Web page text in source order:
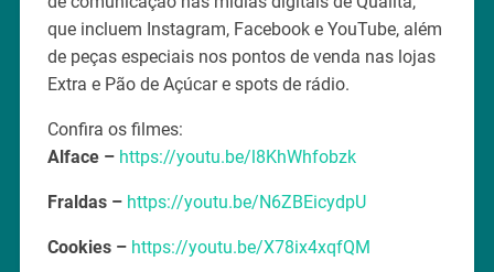
que incluem Instagram, Facebook e YouTube, além
de peças especiais nos pontos de venda nas lojas
Extra e Pão de Açúcar e spots de rádio.
Confira os filmes:
Alface – https://youtu.be/l8KhWhfobzk
Fraldas – https://youtu.be/N6ZBEicydpU
Cookies – https://youtu.be/X78ix4xqfQM